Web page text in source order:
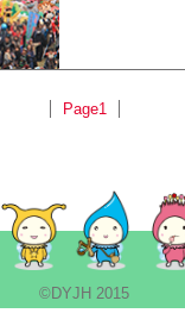
Page1
©DYJH 2015